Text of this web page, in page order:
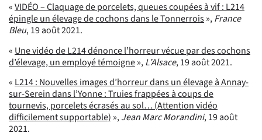
«VIDÉO – Claquage de porcelets, queues coupées à vif : L214
épingle un élevage de cochons dans le Tonnerrois»,France
Bleu, 19 août 2021.
« Une vidéo de L214 dénonce l’horreur vécue par des cochons
d’élevage, un employé témoigne»,L’Alsace, 19 août 2021.
« L214 : Nouvelles images d’horreur dans un élevage à Annay-
sur-Serein dans l’Yonne : Truies frappées à coups de
tournevis, porcelets écrasés au sol… (Attention vidéo
difficilement supportable) »,Jean Marc Morandini, 19 août
2021.